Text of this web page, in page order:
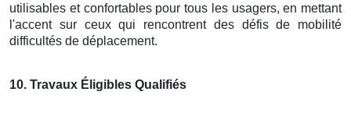
utilisables et confortables pour tous les usagers, en mettant
l'accent sur ceux qui rencontrent des défis de mobilité
difficultés de déplacement.
10. Travaux Éligibles Qualifiés